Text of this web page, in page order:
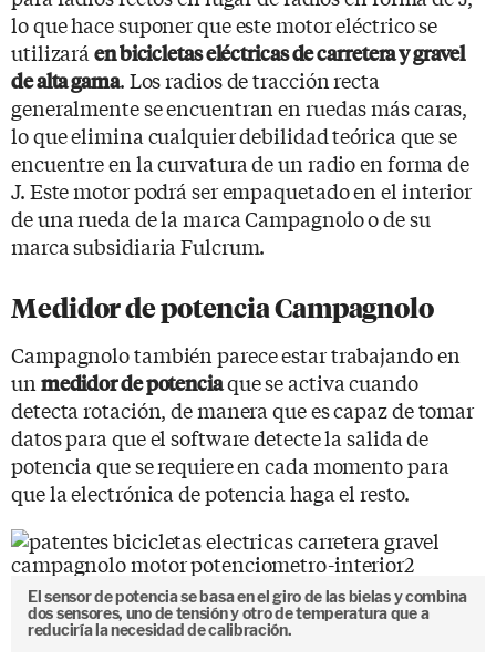
lo que hace suponer que este motor eléctrico se
utilizaráen bicicletas eléctricas de carretera y gravel
de alta gama. Los radios de tracción recta
generalmente se encuentran en ruedas más caras,
lo que elimina cualquier debilidad teórica que se
encuentre en la curvatura de un radio en forma de
J. Este motor podrá ser empaquetado en el interior
de una rueda de la marca Campagnolo o de su
marca subsidiaria Fulcrum.
Medidor de potencia Campagnolo
Campagnolo también parece estar trabajando en
un medidor de potenciaque se activa cuando
detecta rotación, de manera que es capaz de tomar
datos para que el software detecte la salida de
potencia que se requiere en cada momento para
que la electrónica de potencia haga el resto.
El sensor de potencia se basa en el giro de las bielas y combina
dos sensores, uno de tensión y otro de temperatura que a
reduciría la necesidad de calibración.